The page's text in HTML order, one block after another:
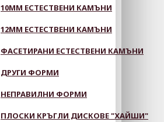
10MM ЕСТЕСТВЕНИ КАМЪНИ
12MM ЕСТЕСТВЕНИ КАМЪНИ
ФАСЕТИРАНИ ЕСТЕСТВЕНИ КАМЪНИ
ДРУГИ ФОРМИ
НЕПРАВИЛНИ ФОРМИ
ПЛОСКИ КРЪГЛИ ДИСКОВЕ "ХАЙШИ"